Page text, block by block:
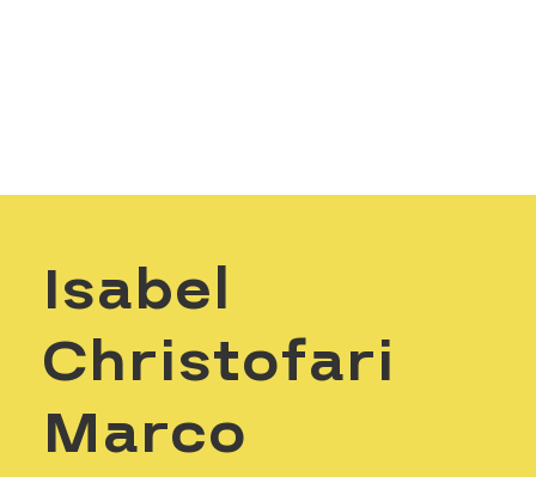
Isabel
Christofari
Marco